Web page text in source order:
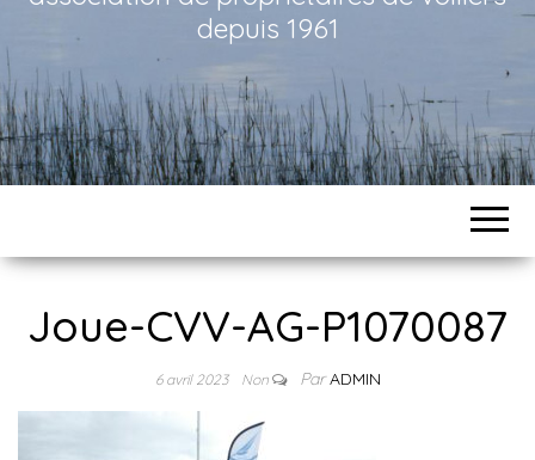
depuis 1961
Joue-CVV-AG-P1070087
6 avril 2023 Non ParADMIN